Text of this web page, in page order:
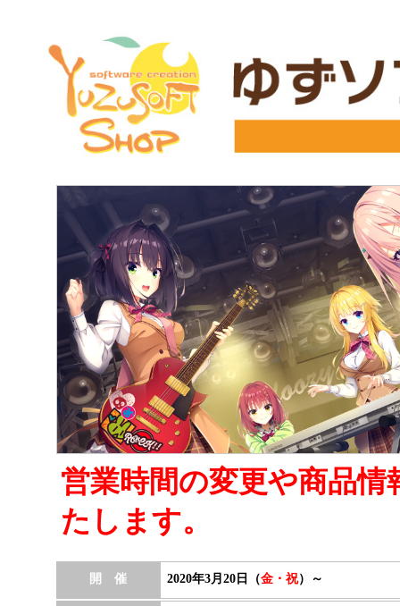
営業時間の変更や商品
たします。
開 催 2020年3月20日（金・祝）～